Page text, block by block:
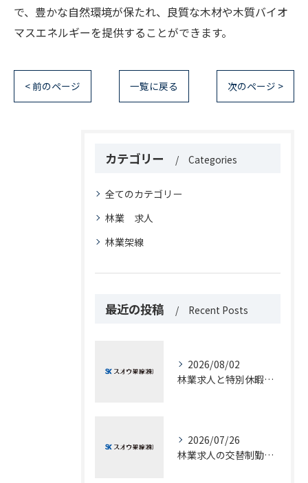
で、豊かな自然環境が保たれ、良質な木材や木質バイオ
マスエネルギーを提供することができます。
< 前のページ 一覧に戻る 次のページ >
カテゴリー Categories
全てのカテゴリー
林業 求人
林業架線
最近の投稿 Recent Posts
2026/08/02
林業求人と特別休暇の実情を山口県大島郡周防大島町で徹底解剖
2026/07/26
林業求人の交替制勤務で実現する高収入と柔軟な働き方のヒント